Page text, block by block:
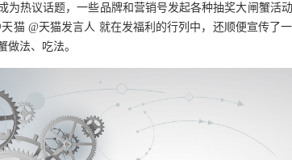
为热议话题，一些品牌和营销号发起各种抽奖大闸蟹活
猫 @天猫发言人 就在发福利的行列中，还顺便宣传了
做法、吃法。